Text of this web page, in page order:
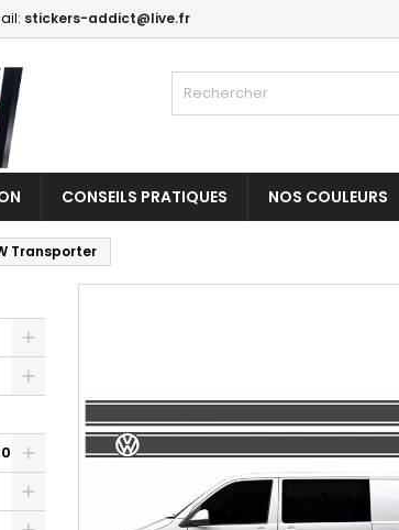
stickers-addict@live.fr
CONSEILS PRATIQUES NOS COULEURS
Transporter